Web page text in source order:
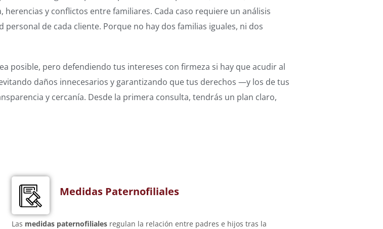
y conflictos entre familiares. Cada caso requiere un análisis
de cada cliente. Porque no hay dos familias iguales, ni dos
posible, pero defendiendo tus intereses con firmeza si hay que acudir al
daños innecesarios y garantizando que tus derechos —y los de tus
y cercanía. Desde la primera consulta, tendrás un plan claro,
Medidas Paternofiliales
Las medidas paternofiliales regulan la relación entre padres e hijos tras la